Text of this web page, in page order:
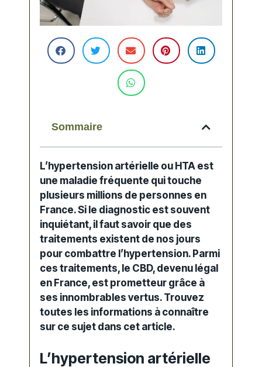
Sommaire
L’ hypertension artérielle ou HTA est
une maladie fréquente qui touche
plusieurs millions de personnes en
France. Si le diagnostic est souvent
inquiétant, il faut savoir que des
traitements existent de nos jours
pour combattre l’ hypertension. Parmi
ces traitements, le CBD, devenu légal
en France, est prometteur grâce à
ses innombrables vertus. Trouvez
toutes les informations à connaître
sur ce sujet dans cet article.
L’hypertension artérielle